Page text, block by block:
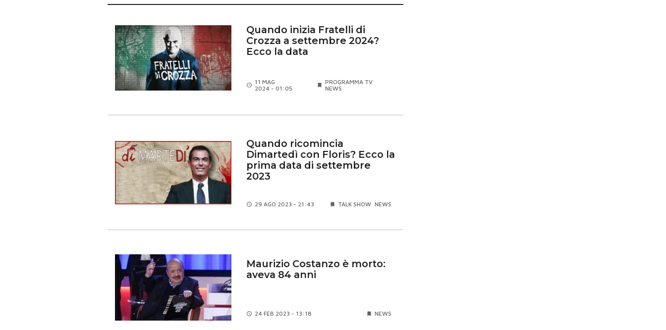
Quando inizia Fratelli di
Crozza a settembre 2024?
Ecco la data
11 MAG
2024 - 01:05
PROGRAMMA TV
NEWS
Quando ricomincia
Dimartedì con Floris? Ecco la
prima data di settembre
2023
29 AGO 2023 - 21:43 TALK SHOW NEWS
Maurizio Costanzo è morto:
aveva 84 anni
24 FEB 2023 - 13:18 NEWS